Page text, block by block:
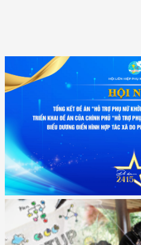
đổi mới ...
(898/KH/ĐCT) Kế hoạch thực hiện
31/10/2025 ...
(417/QĐ-BNNMT) Quyết định phê
xây dựng ...
(891/KH-ĐCT) Kế hoạch thực hiện
9/9/2025 của Bộ ...
(2415/QĐ-TTg) Quyết định về việc
nghiệp ...